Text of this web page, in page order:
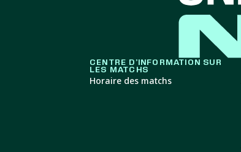
CENTRE D’INFORMATION SUR
LES MATCHS
Horaire des matchs